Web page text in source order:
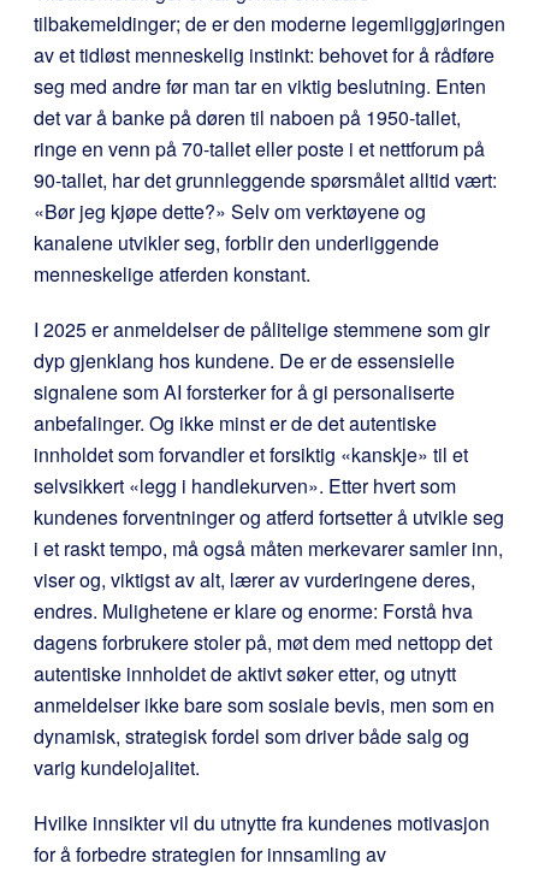
tilbakemeldinger; de er den moderne legemliggjøringen
av et tidløst menneskelig instinkt: behovet for å rådføre
seg med andre før man tar en viktig beslutning. Enten
det var å banke på døren til naboen på 1950-tallet,
ringe en venn på 70-tallet eller poste i et nettforum på
90-tallet, har det grunnleggende spørsmålet alltid vært:
«Bør jeg kjøpe dette?» Selv om verktøyene og
kanalene utvikler seg, forblir den underliggende
menneskelige atferden konstant.
I 2025 er anmeldelser de pålitelige stemmene som gir
dyp gjenklang hos kundene. De er de essensielle
signalene som AI forsterker for å gi personaliserte
anbefalinger. Og ikke minst er de det autentiske
innholdet som forvandler et forsiktig «kanskje» til et
selvsikkert «legg i handlekurven». Etter hvert som
kundenes forventninger og atferd fortsetter å utvikle seg
i et raskt tempo, må også måten merkevarer samler inn,
viser og, viktigst av alt, lærer av vurderingene deres,
endres. Mulighetene er klare og enorme: Forstå hva
dagens forbrukere stoler på, møt dem med nettopp det
autentiske innholdet de aktivt søker etter, og utnytt
anmeldelser ikke bare som sosiale bevis, men som en
dynamisk, strategisk fordel som driver både salg og
varig kundelojalitet.
Hvilke innsikter vil du utnytte fra kundenes motivasjon
for å forbedre strategien for innsamling av